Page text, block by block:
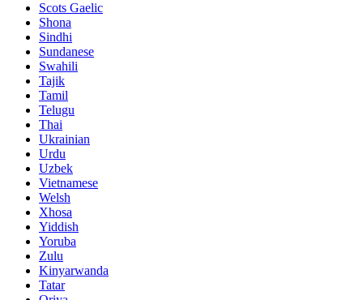
Scots Gaelic
Shona
Sindhi
Sundanese
Swahili
Tajik
Tamil
Telugu
Thai
Ukrainian
Urdu
Uzbek
Vietnamese
Welsh
Xhosa
Yiddish
Yoruba
Zulu
Kinyarwanda
Tatar